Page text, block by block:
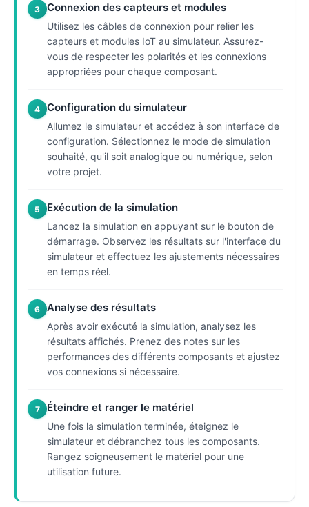
3 Connexion des capteurs et modules
Utilisez les câbles de connexion pour relier les
capteurs et modules IoT au simulateur. Assurez-
vous de respecter les polarités et les connexions
appropriées pour chaque composant.
4 Configuration du simulateur
Allumez le simulateur et accédez à son interface de
configuration. Sélectionnez le mode de simulation
souhaité, qu'il soit analogique ou numérique, selon
votre projet.
5 Exécution de la simulation
Lancez la simulation en appuyant sur le bouton de
démarrage. Observez les résultats sur l'interface du
simulateur et effectuez les ajustements nécessaires
en temps réel.
6 Analyse des résultats
Après avoir exécuté la simulation, analysez les
résultats affichés. Prenez des notes sur les
performances des différents composants et ajustez
vos connexions si nécessaire.
7 Éteindre et ranger le matériel
Une fois la simulation terminée, éteignez le
simulateur et débranchez tous les composants.
Rangez soigneusement le matériel pour une
utilisation future.